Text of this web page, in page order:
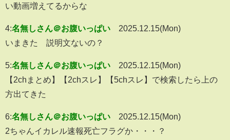
い動画増えてるからな
4:名無しさん＠お腹いっぱい
2025.12.15(Mon)
いまきた 説明文ないの？
5:名無しさん＠お腹いっぱい
2025.12.15(Mon)
【2chまとめ】【2chスレ】【5chスレ】で検索したら上の
方出てきた
6:名無しさん＠お腹いっぱい
2025.12.15(Mon)
2ちゃんイカレル速報死亡フラグか・・・？